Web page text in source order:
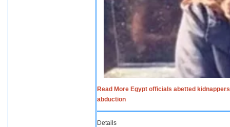
Read More Egypt officials abetted
abduction
Details